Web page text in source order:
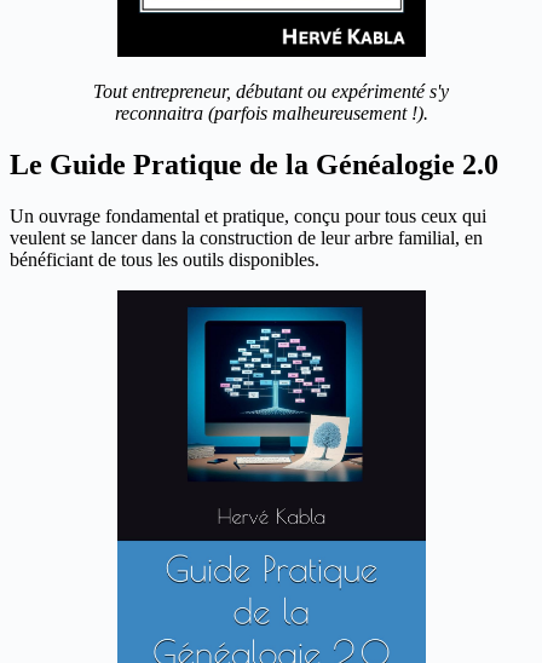
Tout entrepreneur, débutant ou expérimenté s'y
reconnaitra (parfois malheureusement !).
Le Guide Pratique de la Généalogie 2.0
Un ouvrage fondamental et pratique, conçu pour tous ceux qui
veulent se lancer dans la construction de leur arbre familial, en
bénéficiant de tous les outils disponibles.